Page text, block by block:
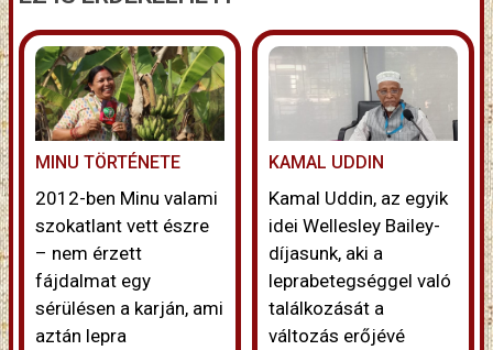
MINU TÖRTÉNETE
2012-ben Minu valami
szokatlant vett észre
– nem érzett
fájdalmat egy
sérülésen a karján, ami
aztán lepra
KAMAL UDDIN
Kamal Uddin, az egyik
idei Wellesley Bailey-
díjasunk, aki a
leprabetegséggel való
találkozását a
változás erőjévé